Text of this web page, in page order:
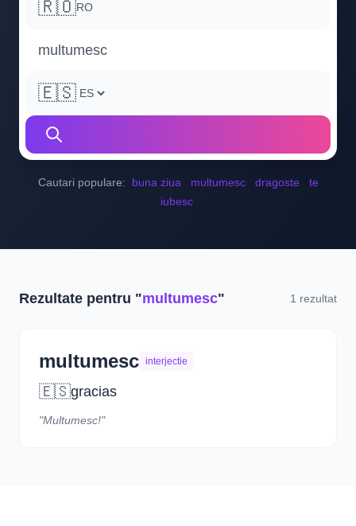
🇷🇴RO
🇪🇸
Cautari populare: buna ziua multumesc dragoste
te
iubesc
Rezultate pentru "multumesc" 1 rezultat
multumesc interjectie
🇪🇸gracias
"Multumesc!"